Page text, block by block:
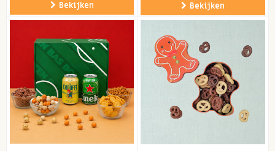
Bekijken Bekijken